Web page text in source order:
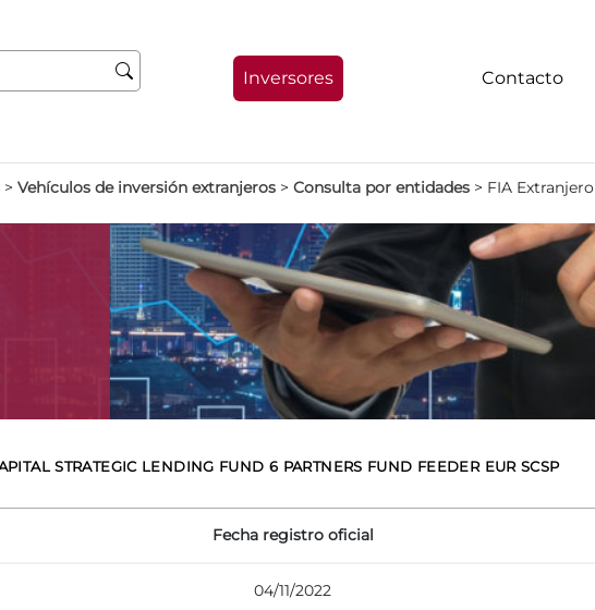
Inversores Contacto
> Vehículos de inversión extranjeros > Consulta por entidades > FIA Extranjero
STRATEGIC LENDING FUND 6 PARTNERS FUND FEEDER EUR SCSP
Fecha registro oficial
04/11/2022